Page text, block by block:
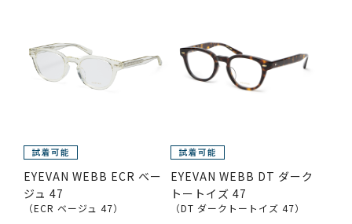
EYEVAN WEBB ECR ベー
ジュ 47
（ECR ベージュ 47）
EYEVAN WEBB DT ダーク
トートイズ 47
（DT ダークトートイズ 47）